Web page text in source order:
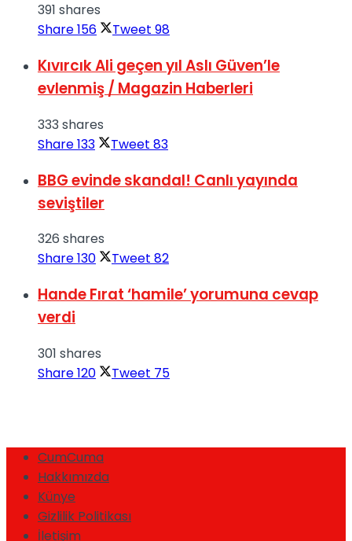
391 shares
Share156 Tweet 98
Kıvırcık Ali geçen yıl Aslı Güven’le
evlenmiş / Magazin Haberleri
333 shares
Share133 Tweet 83
BBG evinde skandal! Canlı yayında
seviştiler
326 shares
Share130 Tweet 82
Hande Fırat ‘hamile’ yorumuna cevap
verdi
301 shares
Share120 Tweet 75
CumCuma
Hakkımızda
Künye
Gizlilik Politikası
İletişim